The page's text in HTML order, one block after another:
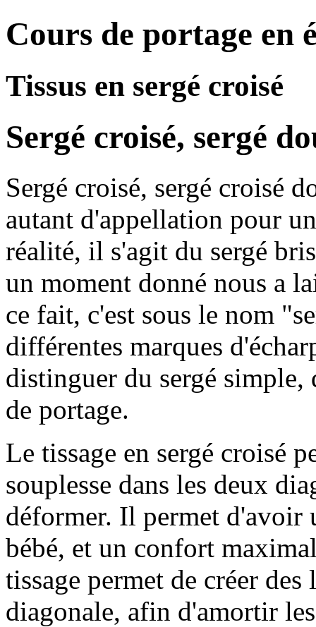
Cours de portage en
Tissus en sergé croisé
Sergé croisé, sergé
Sergé croisé, sergé croisé
autant d'appellation pour
réalité, il s'agit du sergé
un moment donné nous a
ce fait, c'est sous le nom
différentes marques
distinguer du sergé simple,
de portage.
Le tissage en sergé croisé
souplesse dans les deux
déformer. Il permet d'avoir
bébé, et un confort
tissage permet de créer
diagonale, afin d'amortir